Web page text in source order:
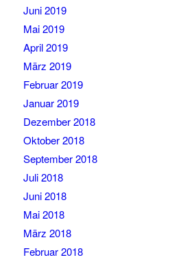
Juni 2019
Mai 2019
April 2019
März 2019
Februar 2019
Januar 2019
Dezember 2018
Oktober 2018
September 2018
Juli 2018
Juni 2018
Mai 2018
März 2018
Februar 2018